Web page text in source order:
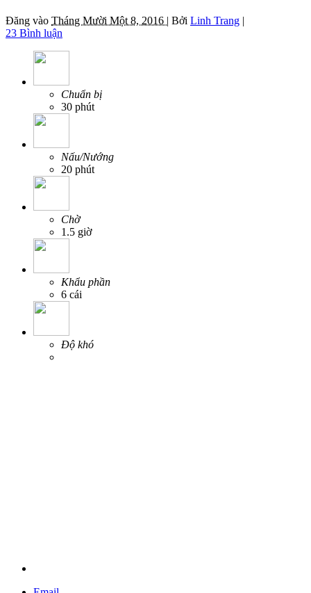
Đăng vào Tháng Mười Một 8, 2016 | Bởi Linh Trang |
23 Bình luận
Chuẩn bị
30 phút
Nấu/Nướng
20 phút
Chờ
1.5 giờ
Khẩu phần
6 cái
Độ khó